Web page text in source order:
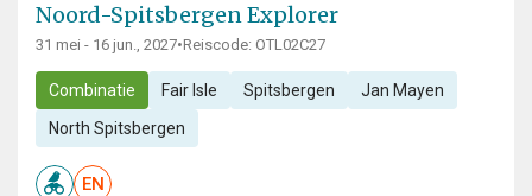
Noord-Spitsbergen Explorer
31 mei - 16 jun., 2027•Reiscode: OTL02C27
Combinatie Fair Isle Spitsbergen Jan Mayen
North Spitsbergen
EN